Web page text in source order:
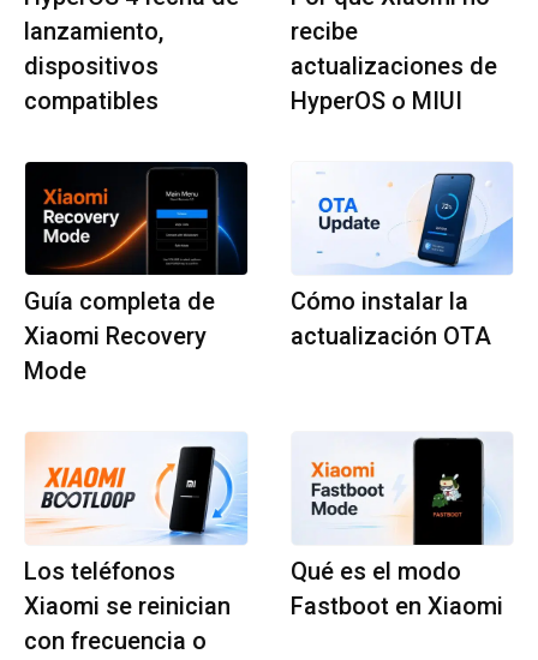
lanzamiento,
dispositivos
compatibles
recibe
actualizaciones de
HyperOS o MIUI
Guía completa de
Xiaomi Recovery
Mode
Cómo instalar la
actualización OTA
Los teléfonos
Xiaomi se reinician
con frecuencia o
Qué es el modo
Fastboot en Xiaomi